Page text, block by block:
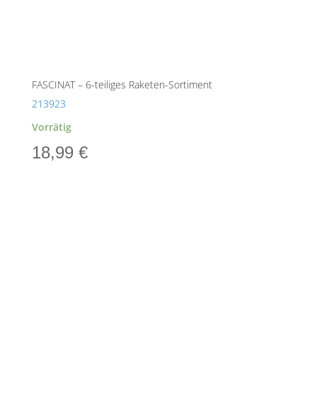
FASCINAT – 6-teiliges Raketen-Sortiment
213923
Vorrätig
18,99 €